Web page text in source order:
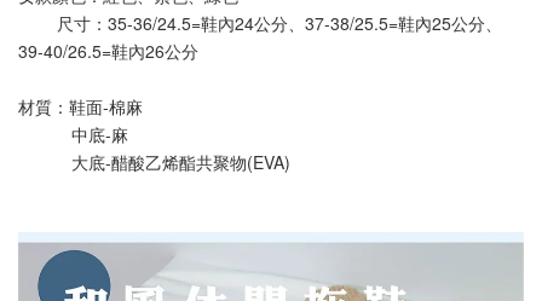
尺寸：35-36/24.5=鞋內24公分、37-38/25.5=鞋內25公分、
39-40/26.5=鞋內26公分
材質：鞋面-棉麻
中底-麻
大底-醋酸乙烯酯共聚物(EVA)